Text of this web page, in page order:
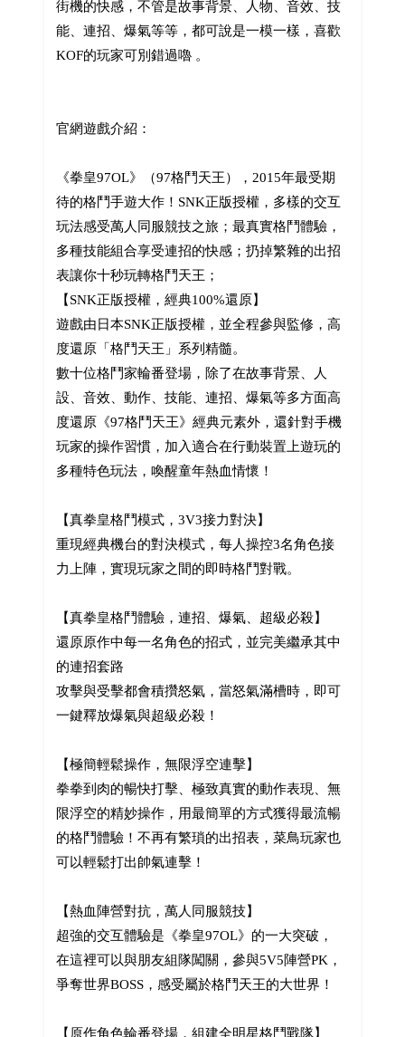
街機的快感，不管是故事背景、人物、音效、技
能、連招、爆氣等等，都可說是一模一樣，喜歡
KOF的玩家可別錯過嚕 。
官網遊戲介紹：
《拳皇97OL》（97格鬥天王），2015年最受期
待的格鬥手遊大作！SNK正版授權，多樣的交互
玩法感受萬人同服競技之旅；最真實格鬥體驗，
多種技能組合享受連招的快感；扔掉繁雜的出招
表讓你十秒玩轉格鬥天王；
【SNK正版授權，經典100%還原】
遊戲由日本SNK正版授權，並全程參與監修，高
度還原「格鬥天王」系列精髓。
數十位格鬥家輪番登場，除了在故事背景、人
設、音效、動作、技能、連招、爆氣等多方面高
度還原《97格鬥天王》經典元素外，還針對手機
玩家的操作習慣，加入適合在行動裝置上遊玩的
多種特色玩法，喚醒童年熱血情懷！
【真拳皇格鬥模式，3V3接力對決】
重現經典機台的對決模式，每人操控3名角色接
力上陣，實現玩家之間的即時格鬥對戰。
【真拳皇格鬥體驗，連招、爆氣、超級必殺】
還原原作中每一名角色的招式，並完美繼承其中
的連招套路
攻擊與受擊都會積攢怒氣，當怒氣滿槽時，即可
一鍵釋放爆氣與超級必殺！
【極簡輕鬆操作，無限浮空連擊】
拳拳到肉的暢快打擊、極致真實的動作表現、無
限浮空的精妙操作，用最簡單的方式獲得最流暢
的格鬥體驗！不再有繁瑣的出招表，菜鳥玩家也
可以輕鬆打出帥氣連擊！
【熱血陣營對抗，萬人同服競技】
超強的交互體驗是《拳皇97OL》的一大突破，
在這裡可以與朋友組隊闖關，參與5V5陣營PK，
爭奪世界BOSS，感受屬於格鬥天王的大世界！
【原作角色輪番登場，組建全明星格鬥戰隊】